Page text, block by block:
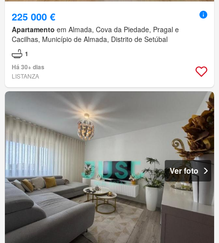
225 000 €
Apartamento em Almada, Cova da Piedade, Pragal e
Cacilhas, Município de Almada, Distrito de Setúbal
1
Há 30+ dias
LISTANZA
Ver foto